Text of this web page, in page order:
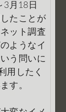
3月18日
たことが
ット調査
ようなイ
う問いに
用したく
す。